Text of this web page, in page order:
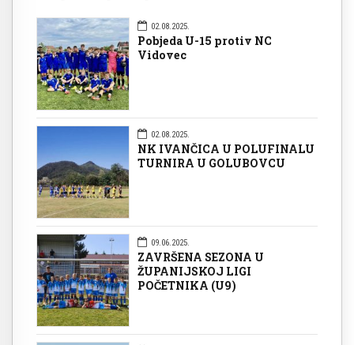
02.08.2025.
Pobjeda U-15 protiv NC
Vidovec
02.08.2025.
NK IVANČICA U POLUFINALU
TURNIRA U GOLUBOVCU
09.06.2025.
ZAVRŠENA SEZONA U
ŽUPANIJSKOJ LIGI
POČETNIKA (U9)